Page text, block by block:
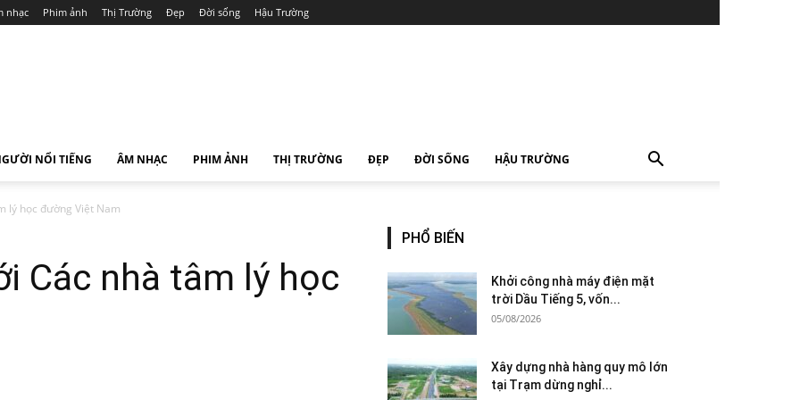
nhạc Phim ảnh Thị Trường Đẹp Đời sống Hậu Trường
NỔI TIẾNG ÂM NHẠC PHIM ẢNH THỊ TRƯỜNG ĐẸP ĐỜI SỐNG HẬU TRƯỜNG
lý học đường Việt Nam
Các nhà tâm lý học
PHỔ BIẾN
Khởi công nhà máy điện mặt
trời Dầu Tiếng 5, vốn...
05/08/2026
Xây dựng nhà hàng quy mô lớn
tại Trạm dừng nghỉ...